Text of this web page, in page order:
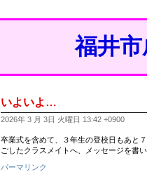
福井
いよいよ…
2026年 3 月 3日 火曜日 13:42 +0900
卒業式を含めて、３年生の登校日もあと
ごしたクラスメイトへ、メッセージを書
パーマリンク